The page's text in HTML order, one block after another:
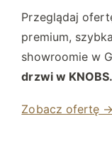
Przeglądaj
premium,
showroomie w
drzwi w
Zobacz ofertę →